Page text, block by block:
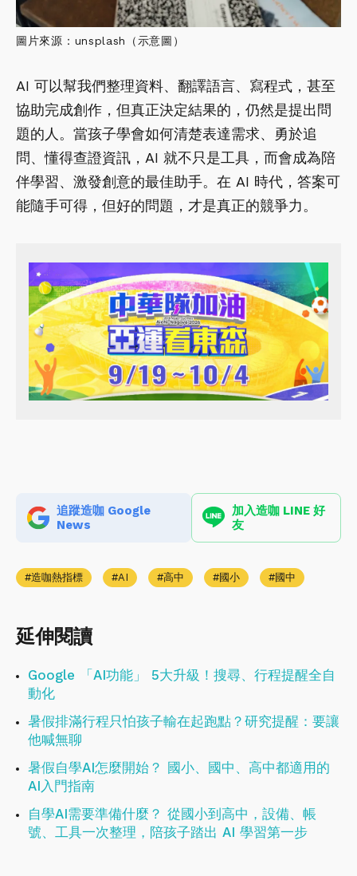
圖片來源：unsplash（示意圖）
AI 可以幫我們整理資料、翻譯語言、寫程式，甚至
協助完成創作，但真正決定結果的，仍然是提出問
題的人。當孩子學會如何清楚表達需求、勇於追
問、懂得查證資訊，AI 就不只是工具，而會成為陪
伴學習、激發創意的最佳助手。在 AI 時代，答案可
能隨手可得，但好的問題，才是真正的競爭力。
追蹤造咖 Google
News
加入造咖 LINE 好
友
造咖熱指標 AI 高中 國小 國中
延伸閱讀
Google 「AI功能」 5大升級！搜尋、行程提醒全自
動化
暑假排滿行程只怕孩子輸在起跑點？研究提醒：要讓
他喊無聊
暑假自學AI怎麼開始？ 國小、國中、高中都適用的
AI入門指南
自學AI需要準備什麼？ 從國小到高中，設備、帳
號、工具一次整理，陪孩子踏出 AI 學習第一步